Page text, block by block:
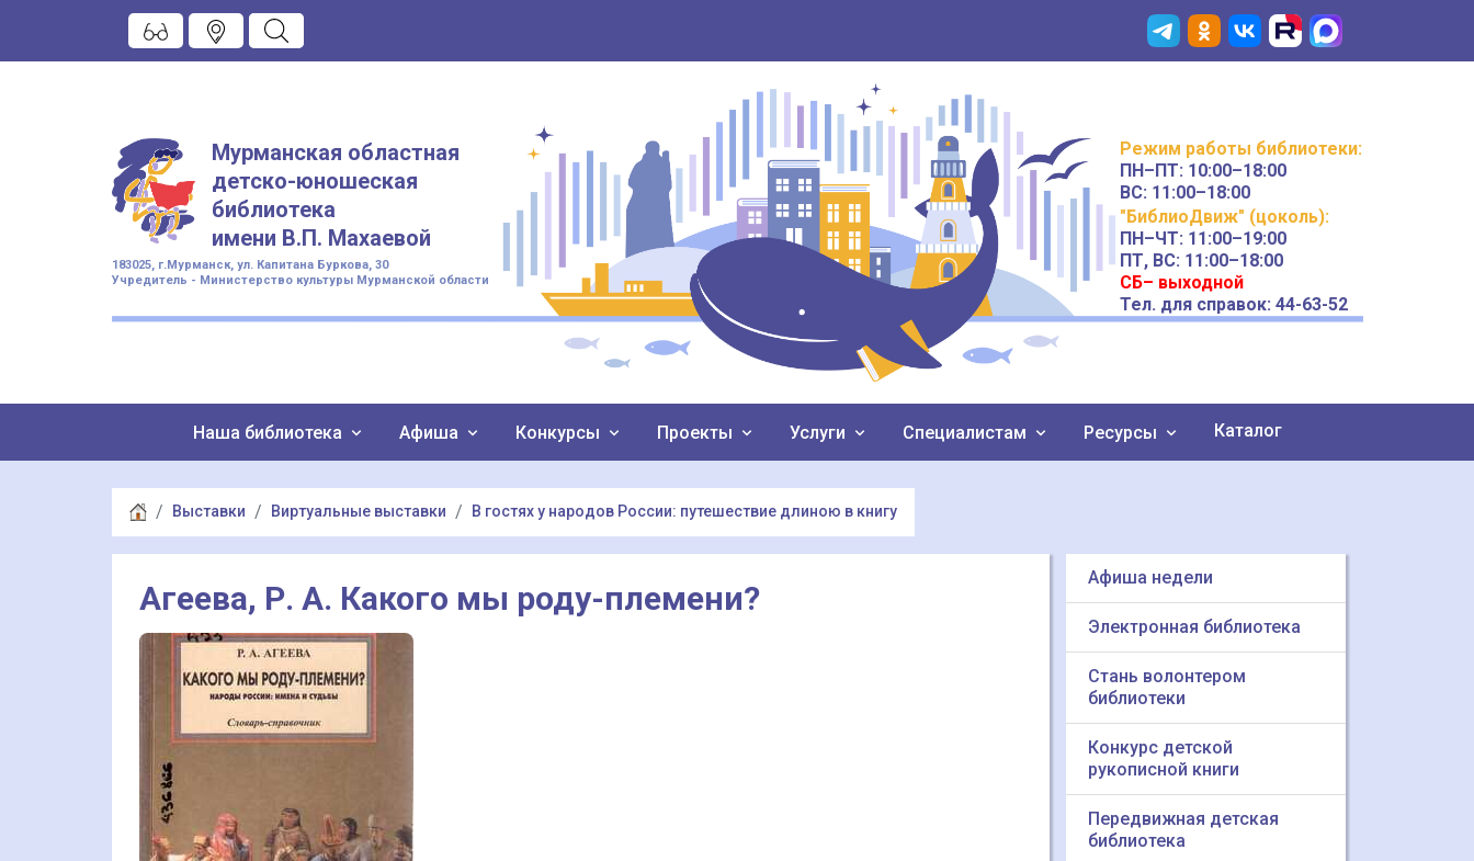
Мурманская областная
детско-юношеская
библиотека
имени В.П. Махаевой
183025, г.Мурманск, ул. Капитана Буркова, 30
Учредитель - Министерство культуры Мурманской области
Режим работы библиотеки:
ПН–ПТ: 10:00–18:00
ВС: 11:00–18:00
"БиблиоДвиж" (цоколь):
ПН–ЧТ: 11:00–19:00
ПТ, ВС: 11:00–18:00
СБ– выходной
Тел. для справок: 44-63-52
Наша библиотека Афиша Конкурсы Проекты Услуги Специалистам Ресурсы Каталог
Выставки Виртуальные выставки В гостях у народов России: путешествие длиною в книгу
Агеева, Р. А. Какого мы роду-племени?
Афиша недели
Электронная библиотека
Стань волонтером
библиотеки
Конкурс детской
рукописной книги
Передвижная детская
библиотека